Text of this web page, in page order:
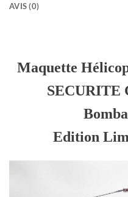
AVIS (0)
Maquette
SECURITE
Edition